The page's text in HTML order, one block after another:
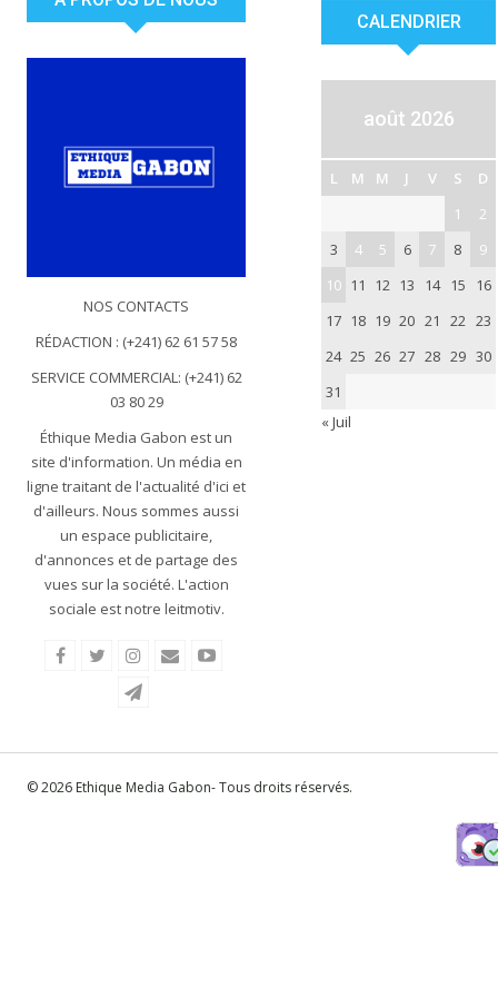
NOS CONTACTS
RÉDACTION : (+241) 62 61 57 58
SERVICE COMMERCIAL: (+241) 62
03 80 29
Éthique Media Gabon est un
site d'information. Un média en
ligne traitant de l'actualité d'ici et
d'ailleurs. Nous sommes aussi
un espace publicitaire,
d'annonces et de partage des
vues sur la société. L'action
sociale est notre leitmotiv.
CALENDRIER
août 2026
L M M J V S
D
1
2
3
4 5 6 7 8
9
10 11 12 13 14 15
16
17 18 19 20 21 22 23
24 25 26 27 28 29 30
31
« Juil
© 2026 Ethique Media Gabon- Tous droits réservés.